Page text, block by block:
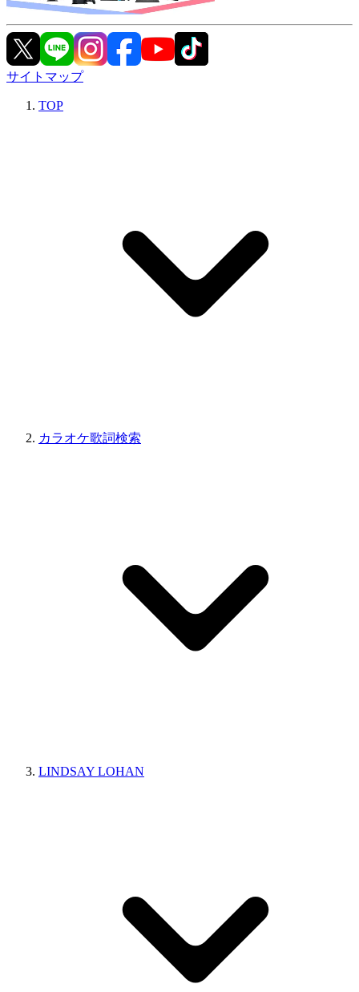
サイトマップ
TOP
カラオケ歌詞検索
LINDSAY LOHAN